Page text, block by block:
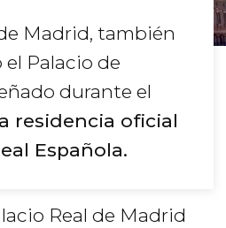
Madrid, también
Palacio de
durante el
residencia oficial
Española.
Real de Madrid